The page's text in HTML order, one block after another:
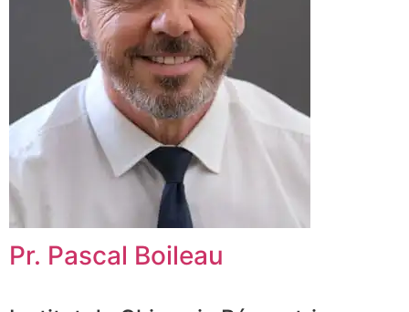
Pr. Pascal Boileau